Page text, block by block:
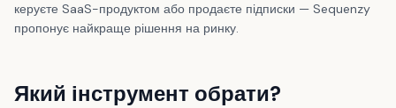
керуєте SaaS-продуктом або продаєте підписки — Sequenzy
пропонує найкраще рішення на ринку.
Який інструмент обрати?